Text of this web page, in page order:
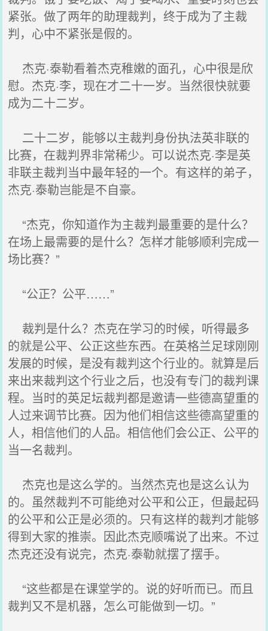
紧张。做了两年的助理裁判，终于成为了主裁
判，心中不紧张是假的。
杰克·泰勒看着杰克稚嫩的面孔，心中很是欣
慰。杰克·李，现在才二十一岁。当然很快就要
成为二十二岁。
二十二岁，能够以主裁判身份执法英非联的
比赛，在裁判界非常稀少。可以说杰克·李是英
非联主裁判当中最年轻的一个。有这样的弟子，
杰克·泰勒岂能是不自豪。
“杰克，你知道作为主裁判最重要的是什么？
在场上最需要的是什么？怎样才能够顺利完成一
场比赛？”
“公正？公平……”
裁判是什么？杰克在学习的时候，听得最多
的就是公平、公正这些东西。在英格兰足球刚刚
发展的时候，是没有裁判这个行业的。就算是后
来出来裁判这个行业之后，也没有专门的裁判课
程。当时的英足坛裁判都是邀请一些德高望重的
人过来调节比赛。因为他们相信这些德高望重的
人，相信他们的人品。相信他们会公正、公平的
当一名裁判。
杰克也是这么学的。当然杰克也是这么认为
的。虽然裁判不可能绝对公平和公正，但最起码
的公平和公正是必须的。只有这样的裁判才能够
得到大家的推崇。因此杰克顺嘴说了出来。不过
杰克还没有说完，杰克·泰勒就摆了摆手。
“这些都是在课堂学的。说的好听而已。而且
裁判又不是机器，怎么可能做到一切。”